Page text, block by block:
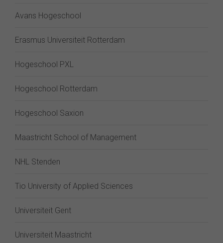
Avans Hogeschool
Erasmus Universiteit Rotterdam
Hogeschool PXL
Hogeschool Rotterdam
Hogeschool Saxion
Maastricht School of Management
NHL Stenden
Tio University of Applied Sciences
Universiteit Gent
Universiteit Maastricht